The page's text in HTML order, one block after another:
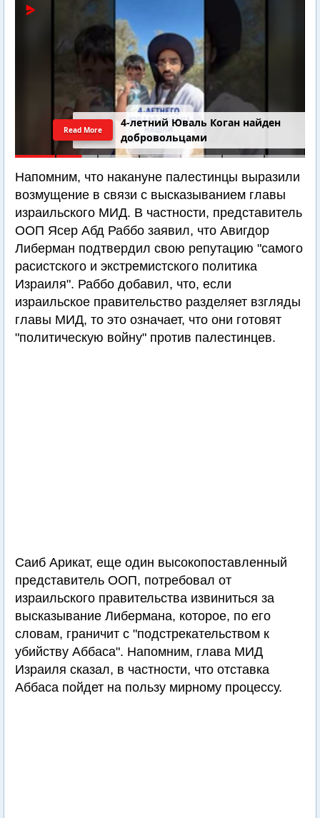
4-летний Юваль Коган найден
добровольцами
Read More
Напомним, что накануне палестинцы выразили
возмущение в связи с высказыванием главы
израильского МИД. В частности, представитель
ООП Ясер Абд Раббо заявил, что Авигдор
Либерман подтвердил свою репутацию "самого
расистского и экстремистского политика
Израиля". Раббо добавил, что, если
израильское правительство разделяет взгляды
главы МИД, то это означает, что они готовят
"политическую войну" против палестинцев.
Саиб Арикат, еще один высокопоставленный
представитель ООП, потребовал от
израильского правительства извиниться за
высказывание Либермана, которое, по его
словам, граничит с "подстрекательством к
убийству Аббаса". Напомним, глава МИД
Израиля сказал, в частности, что отставка
Аббаса пойдет на пользу мирному процессу.